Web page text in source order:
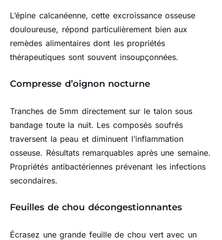
L’épine calcanéenne, cette excroissance osseuse
douloureuse, répond particulièrement bien aux
remèdes alimentaires dont les propriétés
thérapeutiques sont souvent insoupçonnées.
Compresse d’oignon nocturne
Tranches de 5mm directement sur le talon sous
bandage toute la nuit. Les composés soufrés
traversent la peau et diminuent l’inflammation
osseuse. Résultats remarquables après une semaine.
Propriétés antibactériennes prévenant les infections
secondaires.
Feuilles de chou décongestionnantes
Écrasez une grande feuille de chou vert avec un